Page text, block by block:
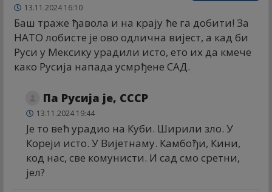
13.11.2024 16:10
Баш траже ђавола и на крају ће га добити! За
НАТО лобисте је ово одлична вијест, а кад би
Руси у Мексику урадили исто, ето их да кмече
како Русија напада усмрђене САД.
Па Русија је, СССР
13.11.2024 19:44
Је то већ урадио на Куби. Ширили зло. У
Кореји исто. У Вијетнаму. Камбођи, Кини,
код нас, све комунисти. И сад смо сретни,
јел?